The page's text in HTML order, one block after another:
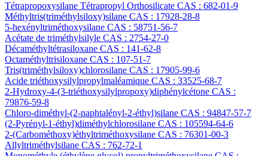
Tétrapropoxysilane Tétrapropyl Orthosilicate CAS : 682-01-9
Méthyltris(triméthylsiloxy)silane CAS : 17928-28-8
5-hexényltriméthoxysilane CAS : 58751-56-7
Acétate de triméthylsilyle CAS : 2754-27-0
Décaméthyltétrasiloxane CAS : 141-62-8
Octaméthyltrisiloxane CAS : 107-51-7
Tris(triméthylsiloxy)chlorosilane CAS : 17905-99-6
Acide triéthoxysilylpropylmaléamique CAS : 33525-68-7
2-Hydroxy-4-(3-triéthoxysilylpropoxy)diphénylcétone CAS :
79876-59-8
Chloro-diméthyl-(2-naphtalényl-2-éthyl)silane CAS : 94847-57-7
(2-Pyrényl-1-éthyl)diméthylchlorosilane CAS : 105594-64-6
2-(Carbométhoxy)éthyltriméthoxysilane CAS : 76301-00-3
Allyltriméthylsilane CAS : 762-72-1